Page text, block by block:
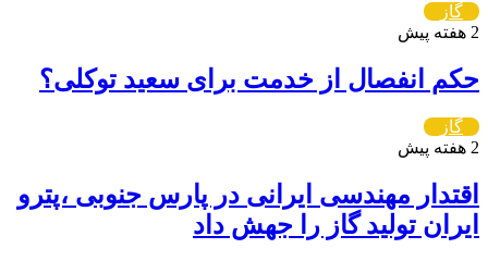
گاز
2 هفته پیش
حکم انفصال از خدمت برای سعید توکلی؟
گاز
2 هفته پیش
اقتدار مهندسی ایرانی در پارس جنوبی ،پترو
ایران تولید گاز را جهش داد